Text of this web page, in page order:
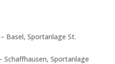
Basel, Sportanlage St.
Schaffhausen, Sportanlage